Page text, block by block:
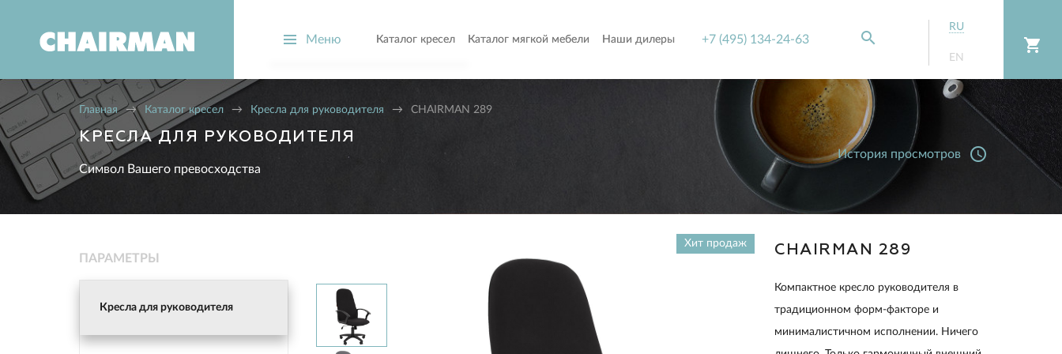
Меню
Вопрос-ответ
Каталог кресел Каталог мягкой мебели Наши дилеры +7 (495) 134-24-63 search
RU
EN
shopping_cart
Главная → Каталог кресел → Кресла для руководителя → CHAIRMAN 289
КРЕСЛА ДЛЯ РУКОВОДИТЕЛЯ
Символ Вашего превосходства
История просмотров access_time
ПАРАМЕТРЫ
Кресла для руководителя
Хит продаж CHAIRMAN 289
Компактное кресло руководителя в
традиционном форм-факторе и
минималистичном исполнении. Ничего